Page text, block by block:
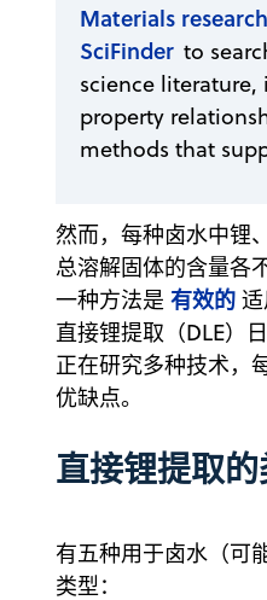
Materials
SciFinder to
science
property
methods that
然而，每种卤水中锂
总溶解固体的含量各
一种方法是 有效的
直接锂提取（DLE）
正在研究多种技术，
优缺点。
直接锂提取
有五种用于卤水（可
类型：